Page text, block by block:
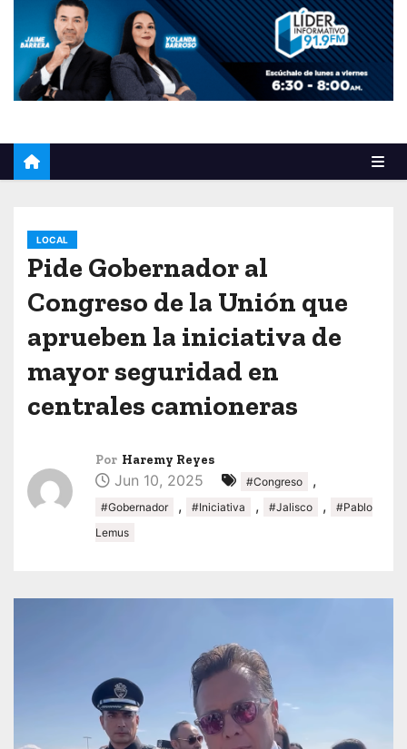
LOCAL
Pide Gobernador al
Congreso de la Unión que
aprueben la iniciativa de
mayor seguridad en
centrales camioneras
Por Haremy Reyes
Jun 10, 2025 #Congreso ,
#Gobernador , #Iniciativa , #Jalisco ,
#Pablo
Lemus